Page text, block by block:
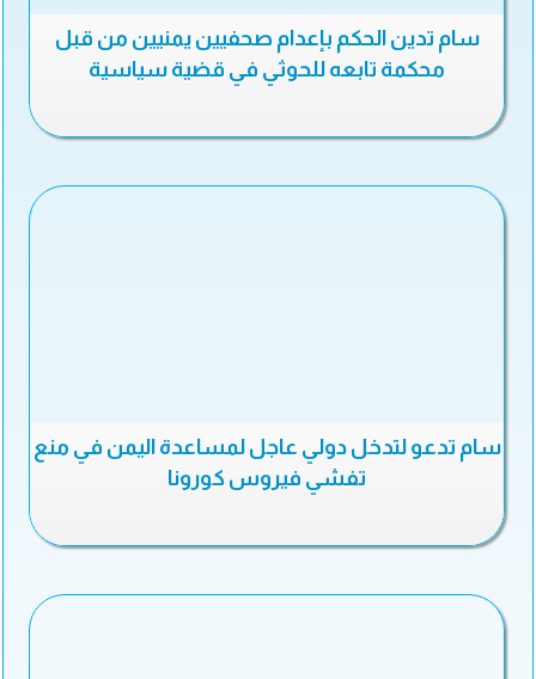
سام تدين الحكم بإعدام صحفيين يمنيين من قبل
محكمة تابعه للحوثي في قضية سياسية
سام تدعو لتدخل دولي عاجل لمساعدة اليمن في منع
تفشي فيروس كورونا